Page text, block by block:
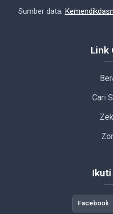
Sumber data:
Link
Cari
Ikuti
Facebook